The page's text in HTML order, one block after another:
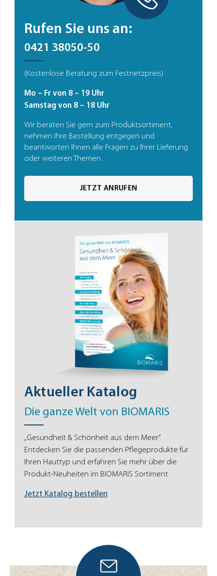
Rufen Sie uns an:
0421 38050-50
(Kostenlose Beratung zum Festnetzpreis)
Mo – Fr von 8 – 19 Uhr
Samstag von 8 – 18 Uhr
Wir beraten Sie gern zum Produktsortiment,
nehmen Ihre Bestellung entgegen und
beantworten Ihnen alle Fragen zu Ihrer Lieferung
oder weiteren Themen.
JETZT ANRUFEN
Aktueller Katalog
Die ganze Welt von BIOMARIS
„Gesundheit & Schönheit aus dem Meer“.
Entdecken Sie die passenden Pflegeprodukte für
Ihren Hauttyp und erfahren Sie mehr über die
Produkt-Neuheiten im BIOMARIS Sortiment.
Jetzt Katalog bestellen